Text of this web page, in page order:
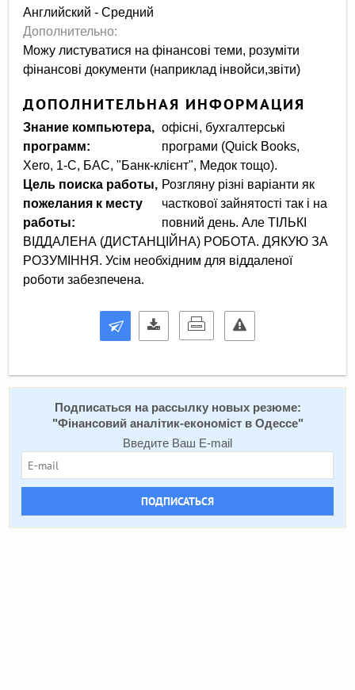
Английский - Средний
Дополнительно:
Можу листуватися на фінансові теми, розуміти
фінансові документи (наприклад інвойси,звіти)
ДОПОЛНИТЕЛЬНАЯ ИНФОРМАЦИЯ
Знание компьютера,
программ:
офісні, бухгалтерські
програми (Quick Books,
Xero, 1-С, БАС, "Банк-клієнт", Медок тощо).
Цель поиска работы,
пожелания к месту
работы:
Розгляну різні варіанти як
часткової зайнятості так і на
повний день. Але ТІЛЬКІ
ВІДДАЛЕНА (ДИСТАНЦІЙНА) РОБОТА. ДЯКУЮ ЗА
РОЗУМІННЯ. Усім необхідним для віддаленої
роботи забезпечена.
Подписаться на рассылку новых резюме:
"Фінансовий аналітик-економіст в Одессе"
Введите Ваш E-mail
ПОДПИСАТЬСЯ